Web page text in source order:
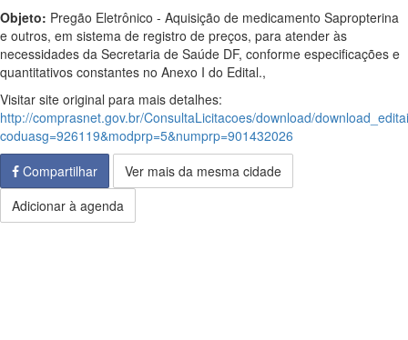
Objeto: Pregão Eletrônico - Aquisição de medicamento Sapropterina
e outros, em sistema de registro de preços, para atender às
necessidades da Secretaria de Saúde DF, conforme especificações e
quantitativos constantes no Anexo I do Edital.,
Visitar site original para mais detalhes:
http://comprasnet.gov.br/ConsultaLicitacoes/download/
coduasg=926119&modprp=5&numprp=901432026
Compartilhar
Ver mais da mesma cidade
Adicionar à agenda